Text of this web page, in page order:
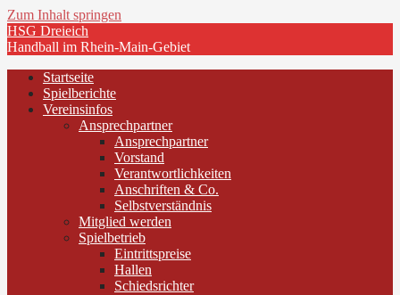
Zum Inhalt springen
HSG Dreieich
Handball im Rhein-Main-Gebiet
Startseite
Spielberichte
Vereinsinfos
Ansprechpartner
Ansprechpartner
Vorstand
Verantwortlichkeiten
Anschriften & Co.
Selbstverständnis
Mitglied werden
Spielbetrieb
Eintrittspreise
Hallen
Schiedsrichter